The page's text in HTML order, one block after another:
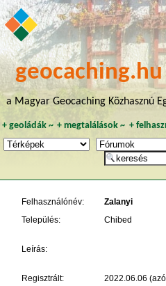
geocaching.hu
a Magyar Geocaching Közhasznú
+ geoládák~ +megtalálások ~ +
Felhasználónév:
Zalanyi
Település:
Chibed
Leírás:
Regisztrált:
2022.06.06